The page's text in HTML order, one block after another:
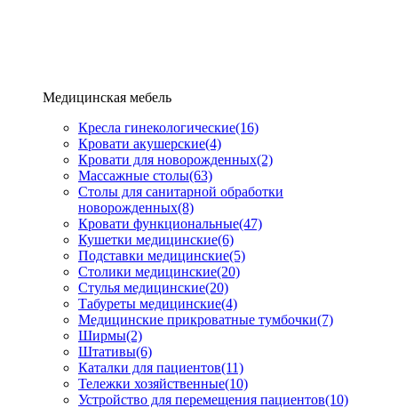
Медицинская мебель
Кресла гинекологические(16)
Кровати акушерские(4)
Кровати для новорожденных(2)
Массажные столы(63)
Столы для санитарной обработки
новорожденных(8)
Кровати функциональные(47)
Кушетки медицинские(6)
Подставки медицинские(5)
Столики медицинские(20)
Стулья медицинские(20)
Табуреты медицинские(4)
Медицинские прикроватные тумбочки(7)
Ширмы(2)
Штативы(6)
Каталки для пациентов(11)
Тележки хозяйственные(10)
Устройство для перемещения пациентов(10)